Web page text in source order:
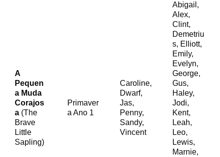
A
Pequen
a Muda
Corajos
a (The
Brave
Little
Sapling)
Primaver
a Ano 1
Caroline,
Dwarf,
Jas,
Penny,
Sandy,
Vincent
Abigail,
Alex,
Clint,
Demetriu
s, Elliott,
Emily,
Evelyn,
George,
Gus,
Haley,
Jodi,
Kent,
Leah,
Leo,
Lewis,
Marnie,